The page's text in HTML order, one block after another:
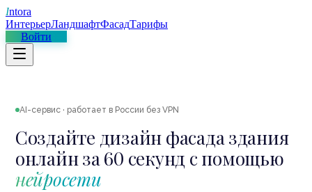
Intora
ИнтерьерЛандшафтФасадТарифы
Войти
AI-сервис · работает в России без VPN
Создайте дизайн фасада здания
онлайн за 60 секунд с помощью
нейросети